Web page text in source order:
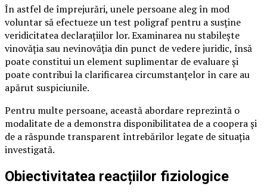
În astfel de împrejurări, unele persoane aleg în mod
voluntar să efectueze un test poligraf pentru a susține
veridicitatea declarațiilor lor. Examinarea nu stabilește
vinovăția sau nevinovăția din punct de vedere juridic, însă
poate constitui un element suplimentar de evaluare și
poate contribui la clarificarea circumstanțelor în care au
apărut suspiciunile.
Pentru multe persoane, această abordare reprezintă o
modalitate de a demonstra disponibilitatea de a coopera și
de a răspunde transparent întrebărilor legate de situația
investigată.
Obiectivitatea reacțiilor fiziologice